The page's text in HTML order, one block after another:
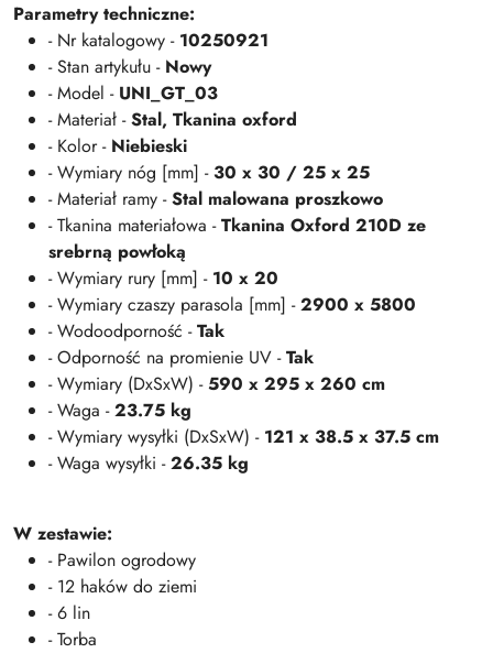
Parametry techniczne:
- Nr katalogowy - 10250921
- Stan artykułu - Nowy
- Model - UNI_GT_03
- Materiał -Stal, Tkanina oxford
- Kolor - Niebieski
- Wymiary nóg [mm] -30 x 30 / 25 x 25
- Materiał ramy -Stal malowana proszkowo
- Tkanina materiałowa -Tkanina Oxford 210D ze
srebrną powłoką
- Wymiary rury [mm] - 10 x 20
- Wymiary czaszy parasola [mm] -2900 x 5800
- Wodoodporność -Tak
- Odporność na promienie UV -Tak
- Wymiary (DxSxW) -590 x 295 x 260 cm
- Waga -23.75 kg
- Wymiary wysyłki (DxSxW) - 121 x 38.5 x 37.5 cm
- Waga wysyłki -26.35 kg
W zestawie:
- Pawilon ogrodowy
- 12 haków do ziemi
- 6 lin
- Torba